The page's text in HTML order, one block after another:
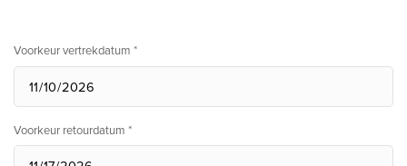
Voorkeur vertrekdatum *
Voorkeur retourdatum *